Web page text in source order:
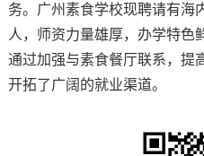
务。广州素食学校现聘请有海
人，师资力量雄厚，办学特色
通过加强与素食餐厅联系，提
开拓了广阔的就业渠道。